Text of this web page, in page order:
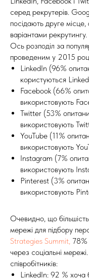
серед рекрутерів.
посідають друге
варіантами рекрутингу.
Ось розподіл за
проведеним у 2015
LinkedIn (96%
користуються
Facebook (66%
використовують
Twitter (53%
використовують
YouTube (11%
використовують
Instagram (7%
використовують
Pinterest (3%
використовують
Очевидно, що
мережі для підбору
Strategies Summit, 78%
через соціальні
співробітників:
LinkedIn: 92 % хоча